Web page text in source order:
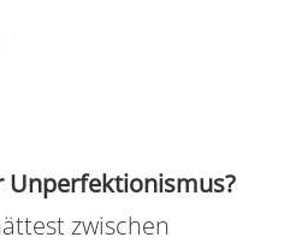
Unperfektionismus?
zwischen